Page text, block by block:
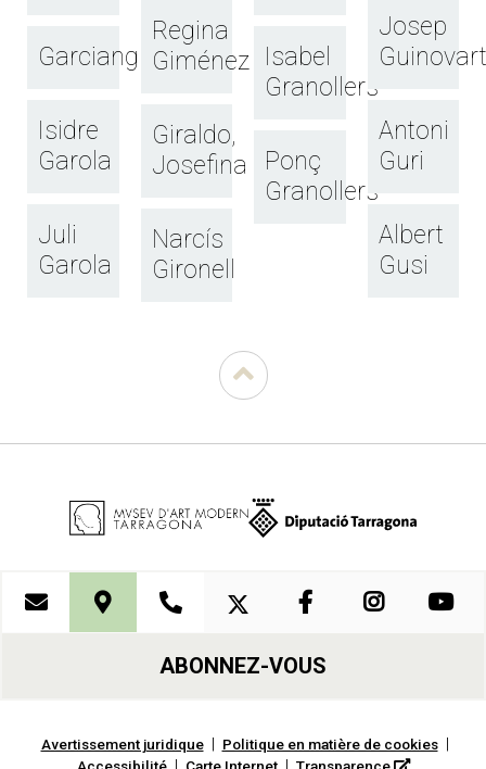
Garcianguera
Isidre
Garola
Juli
Garola
Regina
Giménez
Giraldo,
Josefina
Narcís
Gironell
Isabel
Granollers
Ponç
Granollers
Josep
Guinovart
Antoni
Guri
Albert
Gusi
ABONNEZ-VOUS
Avertissement juridique | Politique en matière de cookies |